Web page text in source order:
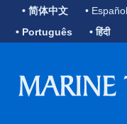
• 简体中文 • Español
• Português
• हिंदी